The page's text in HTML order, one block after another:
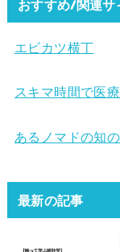
おすすめ/関連サ
エビカツ横丁
スキマ時間で医
あるノマドの知
最新の記事